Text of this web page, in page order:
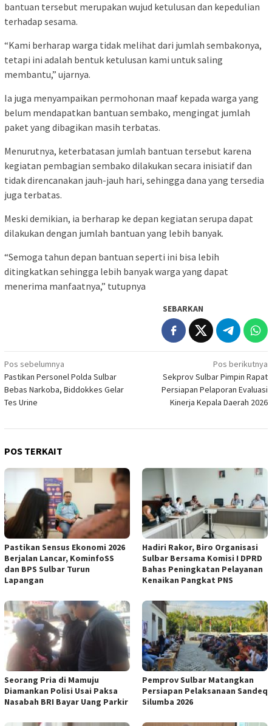
bantuan tersebut merupakan wujud ketulusan dan kepedulian
terhadap sesama.
“Kami berharap warga tidak melihat dari jumlah sembakonya,
tetapi ini adalah bentuk ketulusan kami untuk saling
membantu,” ujarnya.
Ia juga menyampaikan permohonan maaf kepada warga yang
belum mendapatkan bantuan sembako, mengingat jumlah
paket yang dibagikan masih terbatas.
Menurutnya, keterbatasan jumlah bantuan tersebut karena
kegiatan pembagian sembako dilakukan secara inisiatif dan
tidak direncanakan jauh-jauh hari, sehingga dana yang tersedia
juga terbatas.
Meski demikian, ia berharap ke depan kegiatan serupa dapat
dilakukan dengan jumlah bantuan yang lebih banyak.
“Semoga tahun depan bantuan seperti ini bisa lebih
ditingkatkan sehingga lebih banyak warga yang dapat
menerima manfaatnya,” tutupnya
SEBARKAN
Navigasi
pos
Pos sebelumnya
Pastikan Personel Polda Sulbar
Bebas Narkoba, Biddokkes Gelar
Tes Urine
Pos berikutnya
Sekprov Sulbar Pimpin Rapat
Persiapan Pelaporan Evaluasi
Kinerja Kepala Daerah 2026
POS TERKAIT
Pastikan Sensus Ekonomi 2026
Berjalan Lancar, KominfoSS
dan BPS Sulbar Turun
Lapangan
Hadiri Rakor, Biro Organisasi
Sulbar Bersama Komisi I DPRD
Bahas Peningkatan Pelayanan
Kenaikan Pangkat PNS
Seorang Pria di Mamuju
Diamankan Polisi Usai Paksa
Nasabah BRI Bayar Uang Parkir
Pemprov Sulbar Matangkan
Persiapan Pelaksanaan Sandeq
Silumba 2026